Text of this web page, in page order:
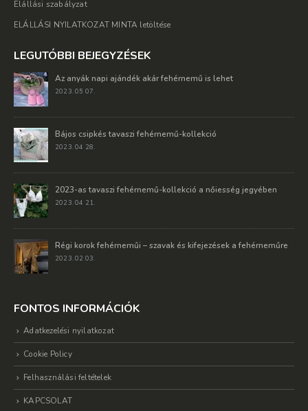
Elállási szabályzat
ELÁLLÁSI NYILATKOZAT MINTA letöltése
LEGUTÓBBI BEJEGYZÉSEK
Az anyák napi ajándék akár fehérnemű is lehet
2023. 05 07.
Bájos csipkés tavaszi fehérnemű-kollekció
2023. 04 28.
2023-as tavaszi fehérnemű-kollekció a nőiesség jegyében
2023. 04 21.
Régi korok fehérneműi – szavak és kifejezések a fehérneműre
2023. 02 03.
FONTOS INFORMÁCIÓK
Adatkezelési nyilatkozat
Cookie Policy
Felhasználási feltételek
KAPCSOLAT